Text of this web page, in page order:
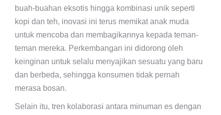
buah-buahan eksotis hingga kombinasi unik seperti
kopi dan teh, inovasi ini terus memikat anak muda
untuk mencoba dan membagikannya kepada teman-
teman mereka. Perkembangan ini didorong oleh
keinginan untuk selalu menyajikan sesuatu yang baru
dan berbeda, sehingga konsumen tidak pernah
merasa bosan.
Selain itu, tren kolaborasi antara minuman es dengan